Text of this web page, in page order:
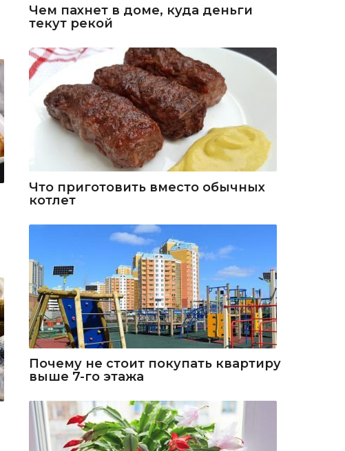
Чем пахнет в доме, куда деньги
текут рекой
Что приготовить вместо обычных
котлет
Почему не стоит покупать квартиру
выше 7-го этажа